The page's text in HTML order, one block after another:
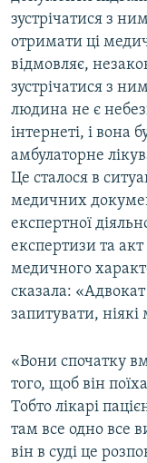
зустрічатися з
отримати ці
відмовляє,
зустрічатися з
людина не є
інтернеті, і вона
амбулаторне
Це сталося в
медичних
експертної
експертизи та
медичного
сказала:
запитувати,
«Вони спочатку
того, щоб він
Тобто лікарі
там все одно все
він в суді це